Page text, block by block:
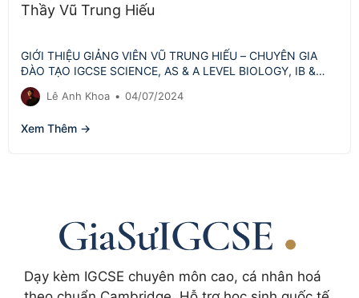
Thầy Vũ Trung Hiếu
GIỚI THIỆU GIẢNG VIÊN VŨ TRUNG HIẾU – CHUYÊN GIA
ĐÀO TẠO IGCSE SCIENCE, AS & A LEVEL BIOLOGY, IB &
AP…
Lê Anh Khoa • 04/07/2024
Xem Thêm →
Dạy kèm IGCSE chuyên môn cao, cá nhân hoá